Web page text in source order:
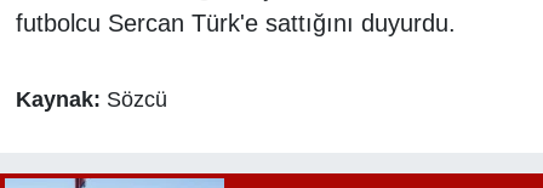
futbolcu Sercan Türk'e sattığını duyurdu.
Kaynak: Sözcü